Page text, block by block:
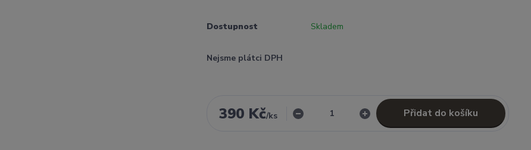
Dostupnost Skladem
Nejsme plátci DPH
390 Kč/ks Přidat do košíku